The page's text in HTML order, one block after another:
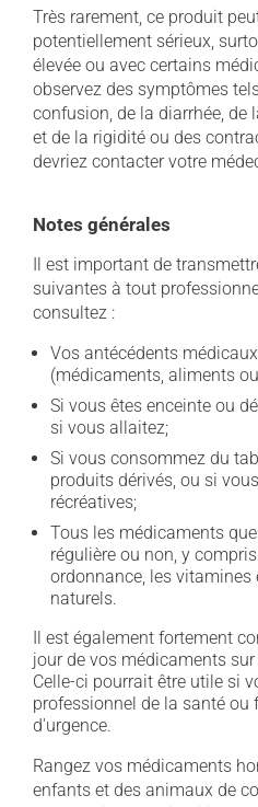
Très rarement, ce produit
potentiellement sérieux,
élevée ou avec certains
observez des symptômes
confusion, de la diarrhée, de
et de la rigidité ou des
devriez contacter votre
Notes générales
Il est important de
suivantes à tout
consultez :
Vos antécédents
(médicaments, aliments
Si vous êtes enceinte ou
si vous allaitez;
Si vous consommez du
produits dérivés, ou si
récréatives;
Tous les médicaments
régulière ou non, y
ordonnance, les
naturels.
Il est également fortement
jour de vos médicaments
Celle-ci pourrait être utile si
professionnel de la santé ou
d'urgence.
Rangez vos médicaments
enfants et des animaux de